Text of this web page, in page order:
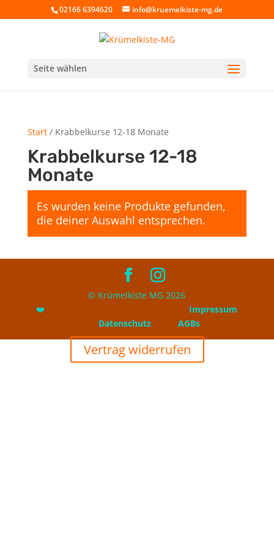
02166 6394620 info@kruemelkiste-mg.de
Seite wählen
Start/ Krabbelkurse 12-18 Monate
Krabbelkurse 12-18
Monate
Es wurden keine Produkte gefunden,
die deiner Auswahl entsprechen.
© Krümelkiste MG 2026
❤️ Impressum
Datenschutz
AGBs
Vertrag widerrufen